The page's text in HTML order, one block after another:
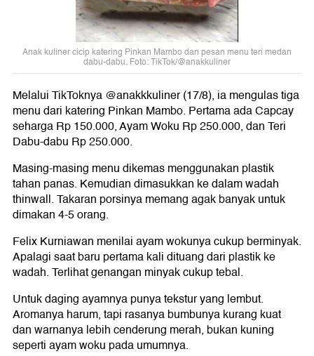
Anak kuliner cicip katering Pinkan Mambo dan pesan menu teri medan
dabu-dabu. Foto: TikTok/@anakkuliner
Melalui TikToknya @anakkkuliner (17/8), ia mengulas tiga
menu dari katering Pinkan Mambo. Pertama ada Capcay
seharga Rp 150.000, Ayam Woku Rp 250.000, dan Teri
Dabu-dabu Rp 250.000.
Masing-masing menu dikemas menggunakan plastik
tahan panas. Kemudian dimasukkan ke dalam wadah
thinwall. Takaran porsinya memang agak banyak untuk
dimakan 4-5 orang.
Felix Kurniawan menilai ayam wokunya cukup berminyak.
Apalagi saat baru pertama kali dituang dari plastik ke
wadah. Terlihat genangan minyak cukup tebal.
Untuk daging ayamnya punya tekstur yang lembut.
Aromanya harum, tapi rasanya bumbunya kurang kuat
dan warnanya lebih cenderung merah, bukan kuning
seperti ayam woku pada umumnya.